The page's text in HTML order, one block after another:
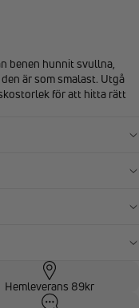
benen hunnit svullna,
är som smalast. Utgå
för att hitta rätt
Hemleverans 89kr